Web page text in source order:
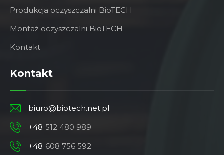
Produkcja oczyszczalni BioTECH
Montaż oczyszczalni BioTECH
Kontakt
Kontakt
biuro@biotech.net.pl
+48 512 480 989
+48 608 756 592